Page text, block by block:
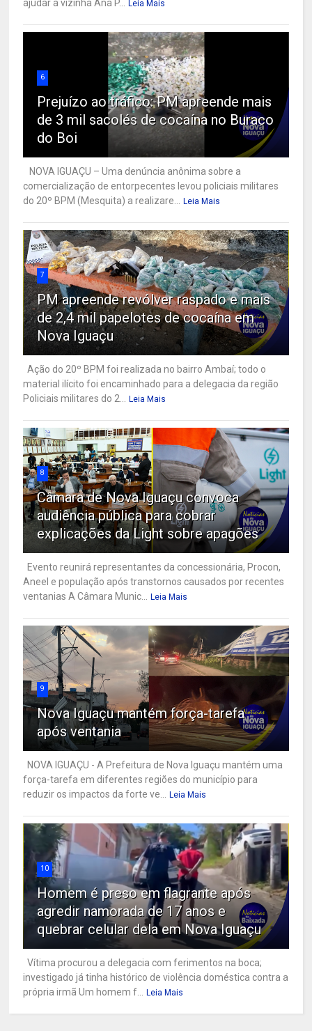
ajudar a vizinha Ana P... Leia Mais
6
Prejuízo ao tráfico: PM apreende mais
de 3 mil sacolés de cocaína no Buraco
do Boi
NOVA IGUAÇU – Uma denúncia anônima sobre a
comercialização de entorpecentes levou policiais militares
do 20º BPM (Mesquita) a realizare...
Leia Mais
7
PM apreende revólver raspado e mais
de 2,4 mil papelotes de cocaína em
Nova Iguaçu
Ação do 20º BPM foi realizada no bairro Ambaí; todo o
material ilícito foi encaminhado para a delegacia da região
Policiais militares do 2...
Leia Mais
8
Câmara de Nova Iguaçu convoca
audiência pública para cobrar
explicações da Light sobre apagões
Evento reunirá representantes da concessionária, Procon,
Aneel e população após transtornos causados por recentes
ventanias A Câmara Munic...
Leia Mais
9
Nova Iguaçu mantém força-tarefa
após ventania
NOVA IGUAÇU - A Prefeitura de Nova Iguaçu mantém uma
força-tarefa em diferentes regiões do município para
reduzir os impactos da forte ve...
Leia Mais
10
Homem é preso em flagrante após
agredir namorada de 17 anos e
quebrar celular dela em Nova Iguaçu
Vítima procurou a delegacia com ferimentos na boca;
investigado já tinha histórico de violência doméstica contra a
própria irmã Um homem f...
Leia Mais